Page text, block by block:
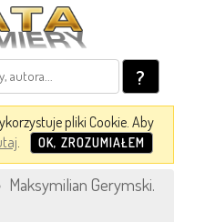
?
pliki Cookie. Aby
. OK, ZROZUMIAŁEM
Maksymilian Gerymski.